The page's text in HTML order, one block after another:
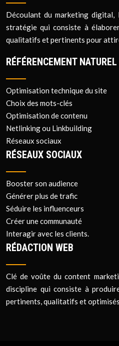
Découlant du marketing
stratégie qui consiste à
qualitatifs et pertinents pour
RÉFÉRENCEMENT NATUREL
Optimisation technique du site
Choix des mots-clés
Optimisation de contenu
Netlinking ou Linkbuilding
Réseaux sociaux
RÉSEAUX SOCIAUX
Booster son audience
Générer plus de trafic
Séduire les influenceurs
Créer une communauté
Interagir avec les clients.
RÉDACTION WEB
Clé de voûte du content
discipline qui consiste à
pertinents, qualitatifs et optimisés